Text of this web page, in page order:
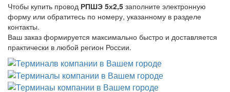
Чтобы купить провод РПШЭ 5х2,5 заполните электронную
форму или обратитесь по номеру, указанному в разделе
контакты.
Ваш заказ формируется максимально быстро и доставляется
практически в любой регион России.